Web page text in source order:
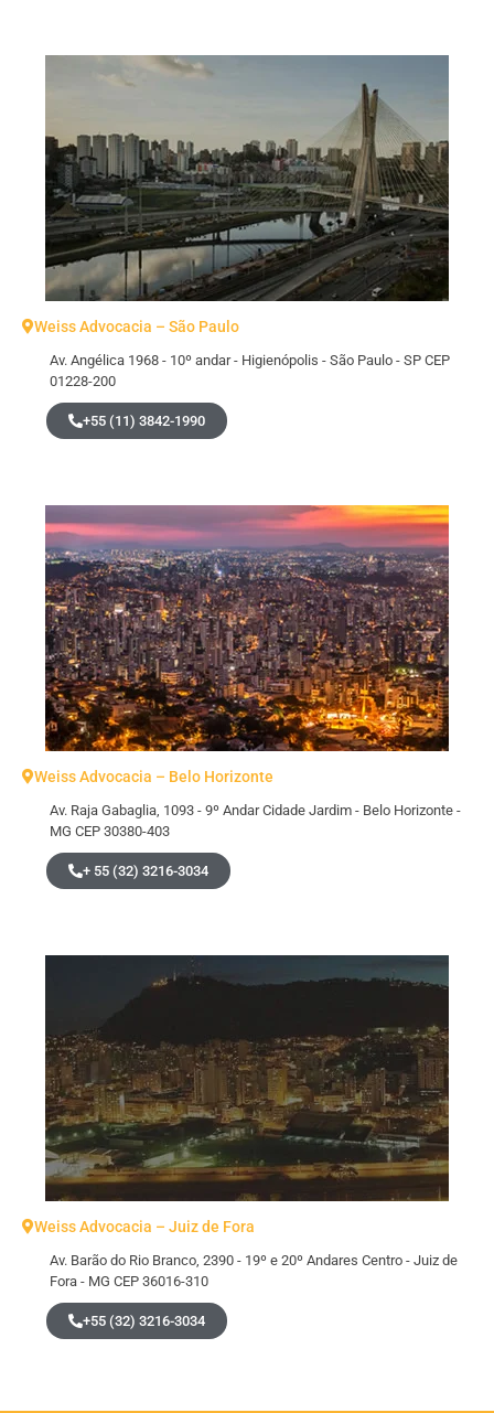
Weiss Advocacia – São Paulo
Av. Angélica 1968 - 10º andar - Higienópolis - São Paulo - SP CEP
01228-200
+55 (11) 3842-1990
Weiss Advocacia – Belo Horizonte
Av. Raja Gabaglia, 1093 - 9º Andar Cidade Jardim - Belo Horizonte -
MG CEP 30380-403
+ 55 (32) 3216-3034
Weiss Advocacia – Juiz de Fora
Av. Barão do Rio Branco, 2390 - 19º e 20º Andares Centro - Juiz de
Fora - MG CEP 36016-310
+55 (32) 3216-3034